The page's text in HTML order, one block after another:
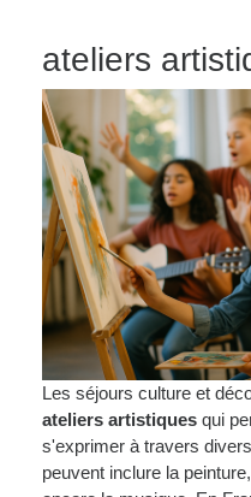
ateliers
Les séjours culture et
ateliers artistiques qui
s'exprimer à travers
peuvent inclure la